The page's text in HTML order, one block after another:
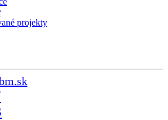
projekty